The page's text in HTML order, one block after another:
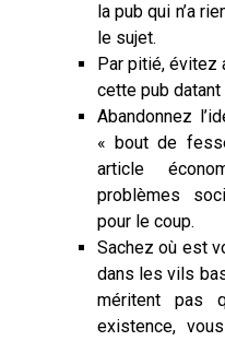
la pub qui n’a
le sujet.
Par pitié, évitez
cette pub datant
Abandonnez
« bout de
article
problèmes
pour le coup.
Sachez où est
dans les vils
méritent pas
existence,